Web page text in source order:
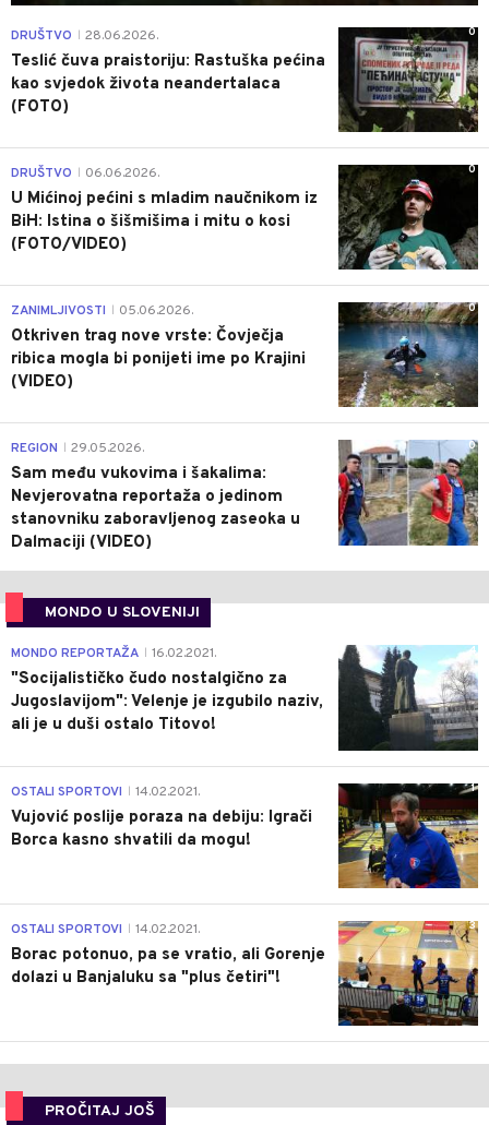
0
DRUŠTVO 28.06.2026.
Teslić čuva praistoriju: Rastuška pećina
kao svjedok života neandertalaca
(FOTO)
0
DRUŠTVO 06.06.2026.
U Mićinoj pećini s mladim naučnikom iz
BiH: Istina o šišmišima i mitu o kosi
(FOTO/VIDEO)
0
ZANIMLJIVOSTI 05.06.2026.
Otkriven trag nove vrste: Čovječja
ribica mogla bi ponijeti ime po Krajini
(VIDEO)
0
REGION 29.05.2026.
Sam među vukovima i šakalima:
Nevjerovatna reportaža o jedinom
stanovniku zaboravljenog zaseoka u
Dalmaciji (VIDEO)
MONDO U SLOVENIJI
4
MONDO REPORTAŽA 16.02.2021.
"Socijalističko čudo nostalgično za
Jugoslavijom": Velenje je izgubilo naziv,
ali je u duši ostalo Titovo!
1
OSTALI SPORTOVI 14.02.2021.
Vujović poslije poraza na debiju: Igrači
Borca kasno shvatili da mogu!
3
OSTALI SPORTOVI 14.02.2021.
Borac potonuo, pa se vratio, ali Gorenje
dolazi u Banjaluku sa "plus četiri"!
PROČITAJ JOŠ